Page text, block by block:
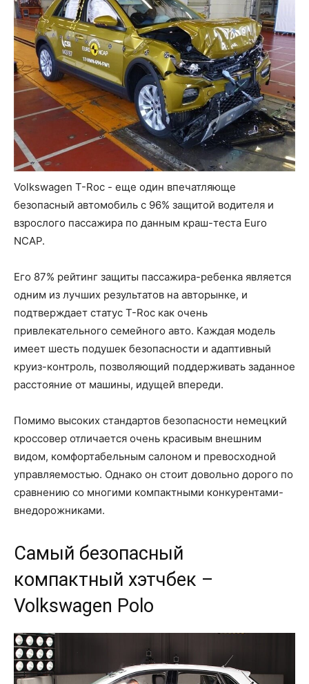
Volkswagen T-Roc - еще один впечатляюще
безопасный автомобиль с 96% защитой водителя и
взрослого пассажира по данным краш-теста Euro
NCAP.
Его 87% рейтинг защиты пассажира-ребенка является
одним из лучших результатов на авторынке, и
подтверждает статус T-Roc как очень
привлекательного семейного авто. Каждая модель
имеет шесть подушек безопасности и адаптивный
круиз-контроль, позволяющий поддерживать заданное
расстояние от машины, идущей впереди.
Помимо высоких стандартов безопасности немецкий
кроссовер отличается очень красивым внешним
видом, комфортабельным салоном и превосходной
управляемостью. Однако он стоит довольно дорого по
сравнению со многими компактными конкурентами-
внедорожниками.
Самый безопасный
компактный хэтчбек –
Volkswagen Polo